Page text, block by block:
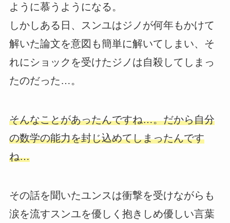
ように慕うようになる。
しかしある日、スンユはジノが何年もかけて
解いた論文を意図も簡単に解いてしまい、そ
れにショックを受けたジノは自殺してしまっ
たのだった…。
そんなことがあったんですね…。だから自分
の数学の能力を封じ込めてしまったんです
ね…
その話を聞いたユンスは衝撃を受けながらも
涙を流すスンユを優しく抱きしめ優しい言葉